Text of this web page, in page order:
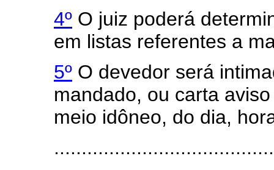
4º O juiz poderá
em listas referentes a
5º O devedor será
mandado, ou carta
meio idôneo, do dia,